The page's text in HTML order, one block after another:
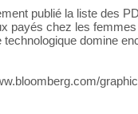
publié la liste des
payés chez les
domine